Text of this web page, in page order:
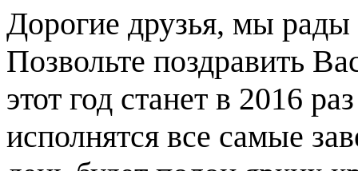
Дорогие друзья, мы
Позвольте поздравить
этот год станет в 2016
исполнятся все самые